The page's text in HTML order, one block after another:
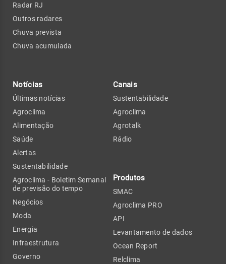
Radar RJ
Outros radares
Chuva prevista
Chuva acumulada
Notícias
Últimas notícias
Agroclima
Alimentação
Saúde
Alertas
Sustentabilidade
Agroclima - Boletim Semanal
de previsão do tempo
Negócios
Moda
Energia
Infraestrutura
Governo
Canais
Sustentabilidade
Agroclima
Agrotalk
Rádio
Produtos
SMAC
Agroclima PRO
API
Levantamento de dados
Ocean Report
Relclima